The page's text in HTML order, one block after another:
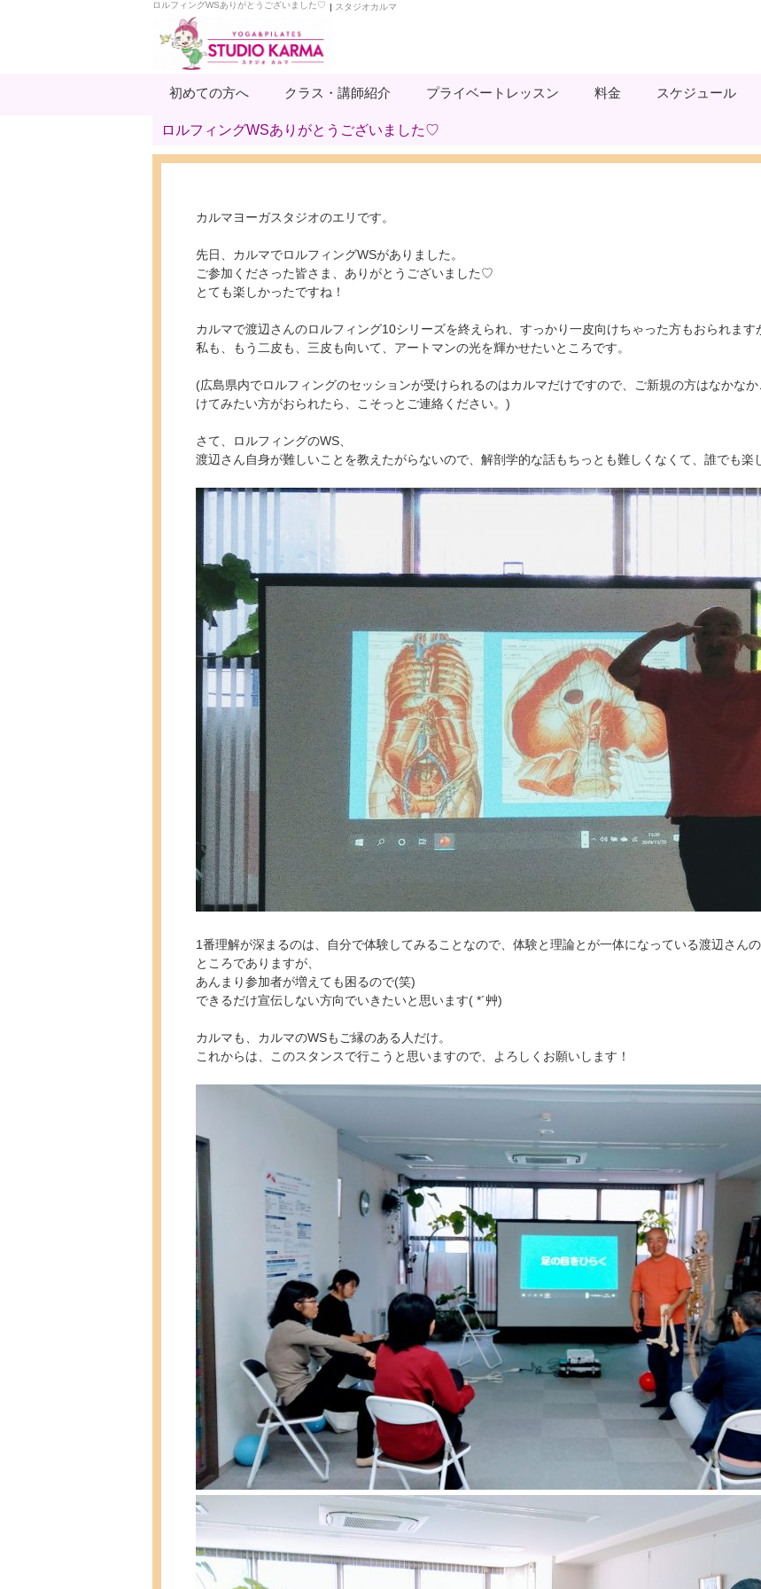
ロルフィングWSありがとうございました♡ | スタジオカルマ
初めての方へ クラス・講師紹介 プライベートレッスン 料金 スケジュール
ロルフィングWSありがとうございました♡
カルマヨーガスタジオのエリです。
先日、カルマでロルフィングWSがありました。
ご参加くださった皆さま、ありがとうございました♡
とても楽しかったですね！
カルマで渡辺さんのロルフィング10シリーズを終えられ、すっかり一皮向けちゃった方もおられます
私も、もう二皮も、三皮も向いて、アートマンの光を輝かせたいところです。
(広島県内でロルフィングのセッションが受けられるのはカルマだけですので、ご新規の方はなかな
けてみたい方がおられたら、こそっとご連絡ください。)
さて、ロルフィングのWS、
渡辺さん自身が難しいことを教えたがらないので、解剖学的な話もちっとも難しくなくて、誰でも楽
1番理解が深まるのは、自分で体験してみることなので、体験と理論とが一体になっている渡辺さん
ところでありますが、
あんまり参加者が増えても困るので(笑)
できるだけ宣伝しない方向でいきたいと思います( *´艸)
カルマも、カルマのWSもご縁のある人だけ。
これからは、このスタンスで行こうと思いますので、よろしくお願いします！